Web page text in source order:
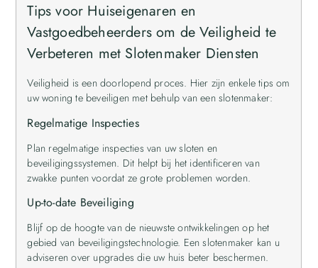
Tips voor Huiseigenaren en
Vastgoedbeheerders om de Veiligheid te
Verbeteren met Slotenmaker Diensten
Veiligheid is een doorlopend proces. Hier zijn enkele tips om
uw woning te beveiligen met behulp van een slotenmaker:
Regelmatige Inspecties
Plan regelmatige inspecties van uw sloten en
beveiligingssystemen. Dit helpt bij het identificeren van
zwakke punten voordat ze grote problemen worden.
Up-to-date Beveiliging
Blijf op de hoogte van de nieuwste ontwikkelingen op het
gebied van beveiligingstechnologie. Een slotenmaker kan u
adviseren over upgrades die uw huis beter beschermen.